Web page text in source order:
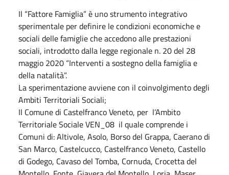
Il “Fattore Famiglia” è uno strumento integrativo
sperimentale per definire le condizioni economiche e
sociali delle famiglie che accedono alle prestazioni
sociali, introdotto dalla legge regionale n. 20 del 28
maggio 2020 “Interventi a sostegno della famiglia e
della natalità”.
La sperimentazione avviene con il coinvolgimento degli
Ambiti Territoriali Sociali;
Il Comune di Castelfranco Veneto, per l’Ambito
Territoriale Sociale VEN_08 il quale comprende i
Comuni di: Altivole, Asolo, Borso del Grappa, Caerano di
San Marco, Castelcucco, Castelfranco Veneto, Castello
di Godego, Cavaso del Tomba, Cornuda, Crocetta del